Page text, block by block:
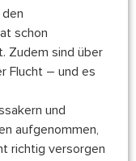
schon
Zudem sind über
Flucht – und es
und
aufgenommen,
richtig versorgen